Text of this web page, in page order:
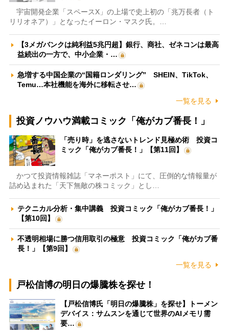
宇宙開発企業「スペースX」の上場で史上初の「兆万長者（ト
リリオネア）」となったイーロン・マスク氏。…
【3メガバンクは純利益5兆円超】銀行、商社、ゼネコンは最高
益続出の一方で、中小企業・…
急増する中国企業の“国籍ロンダリング” SHEIN、TikTok、
Temu…本社機能を海外に移転させ…
一覧を見る
投資ノウハウ満載コミック「俺がカブ番長！」
「売り時」を逃さないトレンド見極め術 投資コ
ミック「俺がカブ番長！」【第11回】
かつて投資情報雑誌「マネーポスト」にて、圧倒的な情報量が
詰め込まれた「天下無敵の株コミック」とし…
テクニカル分析・集中講義 投資コミック「俺がカブ番長！」
【第10回】
不透明相場に勝つ信用取引の極意 投資コミック「俺がカブ番
長！」【第9回】
一覧を見る
戸松信博の明日の爆騰株を探せ！
【戸松信博氏「明日の爆騰株」を探せ】トーメン
デバイス：サムスンを通じて世界のAIメモリ需
要…